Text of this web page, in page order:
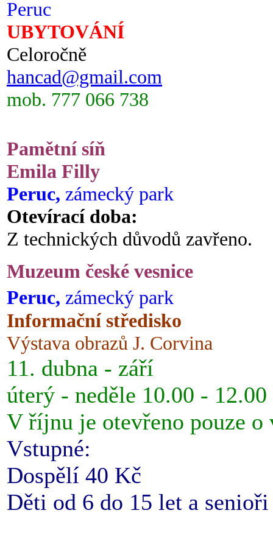
Peruc
UBYTOVÁNÍ
Celoročně
hancad@gmail.com
mob. 777 066 738
Pamětní síň
Emila Filly
Peruc, zámecký park
Otevírací doba:
Z technických důvodů zavřeno.
Muzeum české vesnice
Peruc, zámecký park
Informační středisko
Výstava obrazů J. Corvina
11. dubna - září
úterý - neděle 10.00 -
V říjnu je otevřeno pouze o
Vstupné:
Dospělí 40 Kč
Děti od 6 do 15 let a